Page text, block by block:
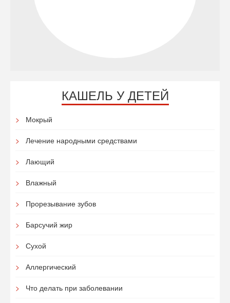
КАШЕЛЬ У ДЕТЕЙ
Мокрый
Лечение народными средствами
Лающий
Влажный
Прорезывание зубов
Барсучий жир
Сухой
Аллергический
Что делать при заболевании